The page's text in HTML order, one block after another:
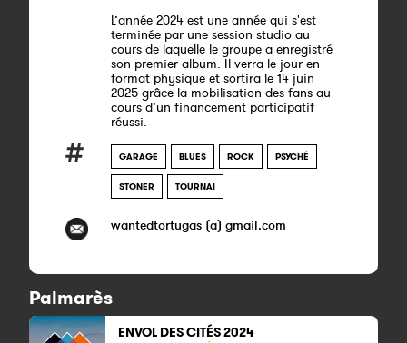
L’année 2024 est une année qui s'est
terminée par une session studio au
cours de laquelle le groupe a enregistré
son premier album. Il verra le jour en
format physique et sortira le 14 juin
2025 grâce la mobilisation des fans au
cours d’un financement participatif
réussi.
GARAGE BLUES ROCK PSYCHÉ
STONER TOURNAI
wantedtortugas (a) gmail.com
Palmarès
ENVOL DES CITÉS 2024